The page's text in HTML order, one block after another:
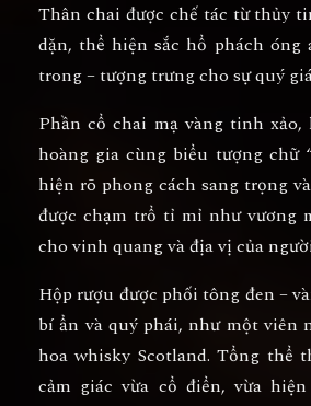
Thân chai được chế tác từthủy
dặn, thể hiện sắc hổ phách óng
trong – tượng trưng cho sự quý
Phần cổ chai mạ vàng tinh xảo,
hoàng gia cùng biểu tượng chữ
hiện rõ phong cách sang trọng
được chạm trổ tỉ mỉ như vương
chovinh quang và địa vị của
Hộp rượu được phối tông đen –
bí ẩn và quý phái, như một viên
hoa whisky Scotland. Tổng thể
cảm giácvừa cổ điển, vừa